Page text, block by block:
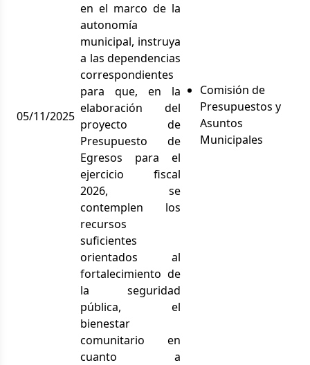
05/11/2025
en el marco de la
autonomía
municipal, instruya
a las dependencias
correspondientes
para que, en la
elaboración del
proyecto de
Presupuesto de
Egresos para el
ejercicio fiscal
2026, se
contemplen los
recursos
suficientes
orientados al
fortalecimiento de
la seguridad
pública, el
bienestar
comunitario en
cuanto a
Comisión de
Presupuestos y
Asuntos
Municipales